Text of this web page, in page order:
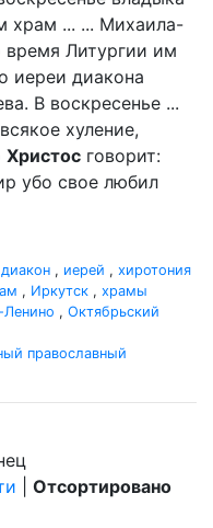
храм ... ... Михаила-
время Литургии им
иереи диакона
В воскресенье ...
хуление,
Христос говорит:
убо свое любил
диакон , иерей , хиротония
, Иркутск , храмы
, Октябрьский
православный
Отсортировано